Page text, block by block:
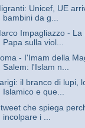
Unicef, UE
bambini da g...
Impagliazzo - La
Papa sulla viol...
- I'Imam della
Salem: l'Islam n...
il branco di lupi,
Islamico e que...
che spiega
incolpare i ...